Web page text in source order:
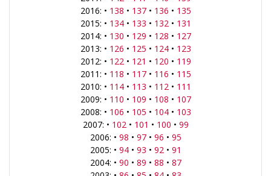
2016: • 138 • 137• 136 • 135
2015: • 134• 133 • 132• 131
2014: • 130 • 129 • 128 • 127
2013: • 126 • 125 • 124• 123
2012: • 122• 121 • 120 • 119
2011: • 118 • 117• 116 • 115
2010: • 114• 113 • 112• 111
2009: • 110 • 109 • 108 • 107
2008: • 106 • 105 • 104• 103
2007: • 102• 101 • 100 • 99
2006: • 98 • 97• 96 • 95
2005: • 94• 93 • 92• 91
2004: • 90 • 89 • 88 • 87